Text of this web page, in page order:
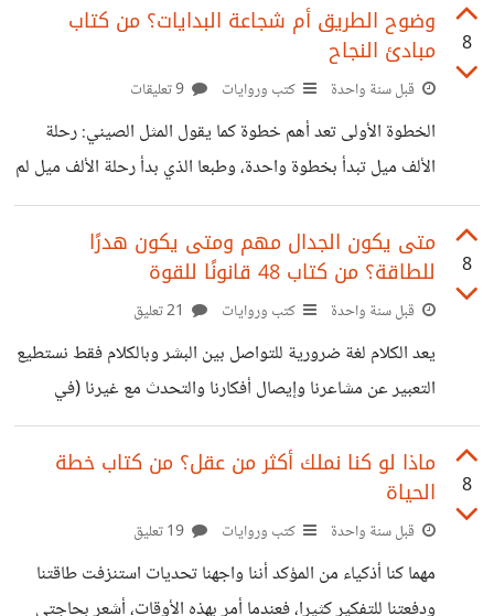
وبدأت أنظر إليه كفرصة أو استراحة مختلفة يجب علينا أن
نحسن استغلالها. فالشعور بالملل يأتي عندما يكون الذهن غير
مشغول ولا يجد ما يركز فيه ويحفزه، وهذا ما يدفعني للتسائل
عن ما أقوم به في هذه الحياة وهل الأمور تمشي في الإتجاه
الصحيح؟ هل أنا من أحدد
8
وضوح الطريق أم شجاعة البدايات؟ من كتاب
مبادئ النجاح
قبل سنة واحدة كتب وروايات
الخطوة الأولى تعد أهم خطوة كما يقول المثل الصيني: رحلة
الألف ميل تبدأ بخطوة واحدة، وطبعا الذي بدأ رحلة الألف ميل لم
يرى الطريق كاملا عند البداية لكنه بدأ... من أجل هذا هناك من
يرى بأن الإقدام ضروري عند تحديد الهدف حتى وإن كان الطريق
غير واضح، لأن التفكير الزائد يقود للتسويف والرغبة تتقلص مع
الوقت فلهذا الإقدام هو الحل الوحيد، وهناك من يرى عكس ذلك
ويرى الإقدام بدون تخطيط تهور ومضيعة للوقت، وقد يؤدي
للفشل ومن ثم الإحباط والأهم
8
متى يكون الجدال مهم ومتى يكون هدرًا
للطاقة؟ من كتاب 48 قانونًا للقوة
قبل سنة واحدة كتب وروايات
يعد الكلام لغة ضرورية للتواصل بين البشر وبالكلام فقط نستطيع
التعبير عن مشاعرنا وإيصال أفكارنا والتحدث مع غيرنا (في
الغالب)، لكن قد يأخذ الكلام منحى آخر يذمه أغلب الناس
وينفرون منه ألا وهو الجدال. الجدال في حقيقته ليس مذموما
دائما، والمجادل ليس دائما مرائيا أو نرجسيا يهوى فرض رأيه
وتخطئة غيره، في كثير من الأحيان المجادل يكون محقا وهدفه
الوصول إلى نقطة مشتركة ومساحة لفهم الحقيقة والصواب،
والسؤال الذي أطرحه اليوم هل على الإنسان أن يعبر عن وجهة
8
ماذا لو كنا نملك أكثر من عقل؟ من كتاب خطة
الحياة
قبل سنة واحدة كتب وروايات
مهما كنا أذكياء من المؤكد أننا واجهنا تحديات استنزفت طاقتنا